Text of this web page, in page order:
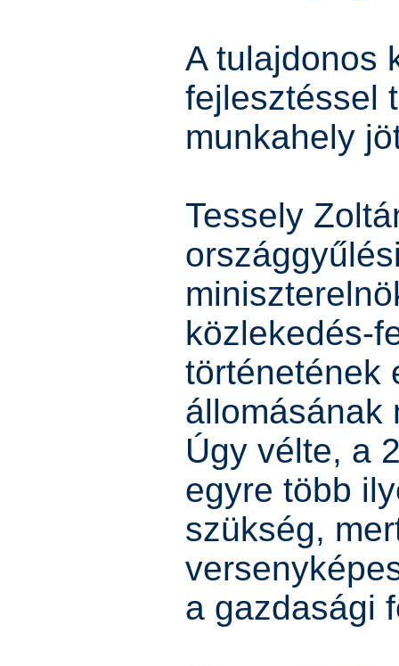
A tulajdonos
fejlesztéssel
munkahely
Tessely
közlekedés-
történetének
állomásának
Úgy vélte, a
egyre több
szükség,
a gazdasági